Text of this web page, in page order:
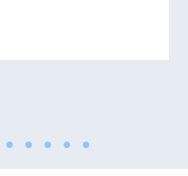
(CIE): al via il rilascio presso